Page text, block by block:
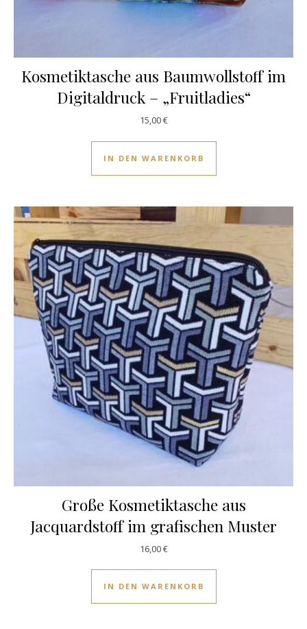
Kosmetiktasche aus Baumwollstoff im
Digitaldruck – „Fruitladies“
15,00€
IN DEN WARENKORB
Große Kosmetiktasche aus
Jacquardstoff im grafischen Muster
16,00€
IN DEN WARENKORB